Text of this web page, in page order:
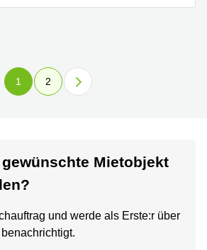
1 2
Mietobjekt
und werde als Erste:r über